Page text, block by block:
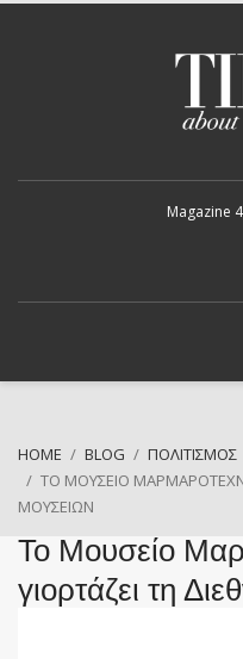
Magazine
HOME BLOG
ΠΟΛΙΤΙΣΜΌΣ
ΤΟ ΜΟΥΣΕΊΟ
ΜΟΥΣΕΊΩΝ
Το Μουσείο
γιορτάζει τη